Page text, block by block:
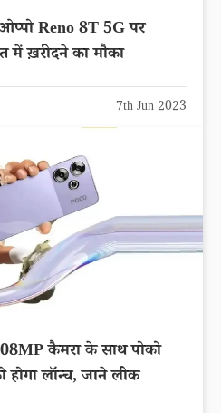
Reno 8T 5G पर
ख़रीदने का मौका
7th Jun 2023
कैमरा के साथ पोको
लॉन्च, जाने लीक